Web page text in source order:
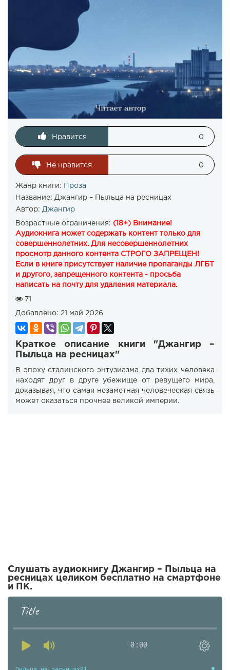
Нравится 0
Не нравится 0
Жанр книги:
Проза
Название: Джангир – Пыльца на ресницах
Автор: Джангир
Возрастные ограничения: (18+) Внимание!
Аудиокнига может содержать контент только для
совершеннолетних. Для несовершеннолетних
просмотр данного контента СТРОГО ЗАПРЕЩЕН!
Если в книге присутствует наличие пропаганды ЛГБТ
и другого, запрещенного контента - просьба
написать на почту для удаления материала.
71
Добавлено: 21 май 2026
Краткое описание книги "Джангир –
Пыльца на ресницах"
В эпоху сталинского энтузиазма два тихих человека
находят друг в друге убежище от ревущего мира,
доказывая, что самая незаметная человеческая связь
может оказаться прочнее великой империи.
Слушать аудиокнигу Джангир – Пыльца на
ресницах целиком бесплатно на смартфоне
и ПК.
Title
0:00